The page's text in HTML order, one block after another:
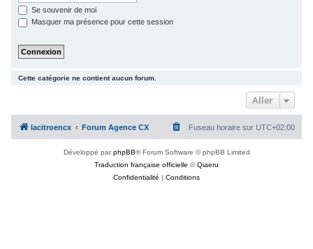
Se souvenir de moi
Masquer ma présence pour cette session
Cette catégorie ne contient aucun forum.
Aller
lacitroencx Forum Agence CX Fuseau horaire sur UTC+02:00
Développé parphpBB® Forum Software © phpBB Limited
Traduction française officielle ©Qiaeru
Confidentialité | Conditions